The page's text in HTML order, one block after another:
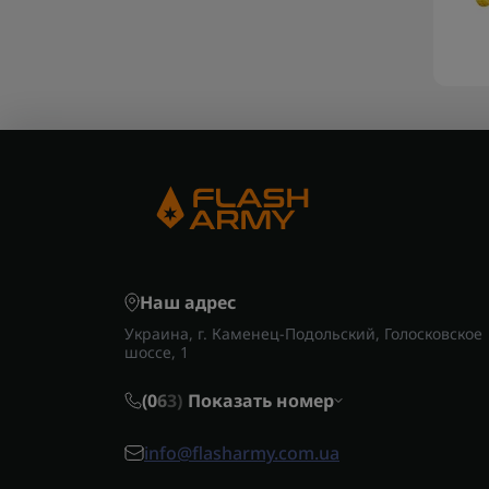
Наш адрес
Украина, г. Каменец-Подольский, Голосковское
шоссе, 1
(063) Показать номер
info@flasharmy.com.ua